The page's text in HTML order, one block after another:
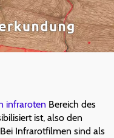
infraroten Bereich des
ist, also den
Infrarotfilmen sind als